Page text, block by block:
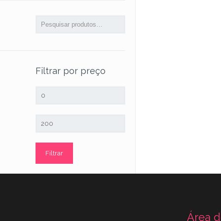
Filtrar por preço
Filtrar
Área